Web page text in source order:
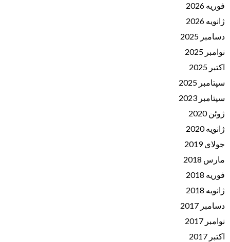
فوریه 2026
ژانویه 2026
دسامبر 2025
نوامبر 2025
اکتبر 2025
سپتامبر 2025
سپتامبر 2023
ژوئن 2020
ژانویه 2020
جولای 2019
مارس 2018
فوریه 2018
ژانویه 2018
دسامبر 2017
نوامبر 2017
اکتبر 2017